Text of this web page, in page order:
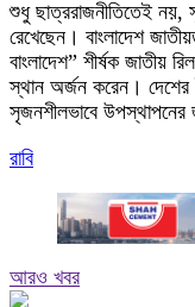
শুধু ছাত্ররাজনীতিতেই নয়,
রেখেছেন। বাংলাদেশ
বাংলাদেশ” শীর্ষক জাতীয়
স্থান অর্জন করেন। দেশের
সৃজনশীলভাবে
রাবি
আরও খবর